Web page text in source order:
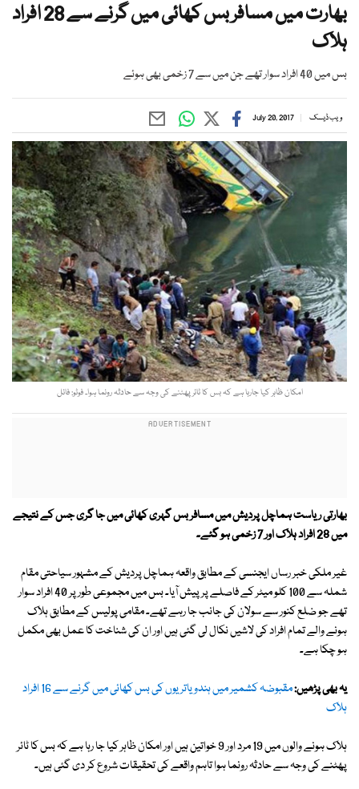
بھارت میں مسافر بس کھائی میں گرنے سے 28 افراد
ہلاک
بس میں 40 افراد سوار تھے جن میں سے 7 زخمی بھی ہوئے
ویب ڈیسک July 20, 2017
امکان ظاہر کیا جارہا ہے کہ بس کا ٹائر پھٹنے کی وجہ سے حادثہ رونما ہوا۔ فوٹو: فائل
بھارتی ریاست ہماچل پردیش میں مسافر بس گہری کھائی میں جا گری جس کے نتیجے
میں 28 افراد ہلاک اور 7 زخمی ہو گئے۔
غیر ملکی خبر رساں ایجنسی کے مطابق واقعہ ہماچل پردیش کے مشہور سیاحتی مقام
شملہ سے 100 کلو میٹر کے فاصلے پر پیش آیا۔ بس میں مجموعی طور پر 40 افراد سوار
تھے جو ضلع کنور سے سولان کی جانب جا رہے تھے۔ مقامی پولیس کے مطابق ہلاک
ہونے والے تمام افراد کی لاشیں نکال لی گئی ہیں اور ان کی شناخت کا عمل بھی مکمل
ہو چکا ہے۔
یہ بھی پڑھیں:
مقبوضہ کشمیر میں ہندو یاتریوں کی بس کھائی میں گرنے سے 16 افراد
ہلاک
ہلاک ہونے والوں میں 19 مرد اور 9 خواتین ہیں اور امکان ظاہر کیا جا رہا ہے کہ بس کا ٹائر
پھٹنے کی وجہ سے حادثہ رونما ہوا تاہم واقعے کی تحقیقات شروع کر دی گئی ہیں۔